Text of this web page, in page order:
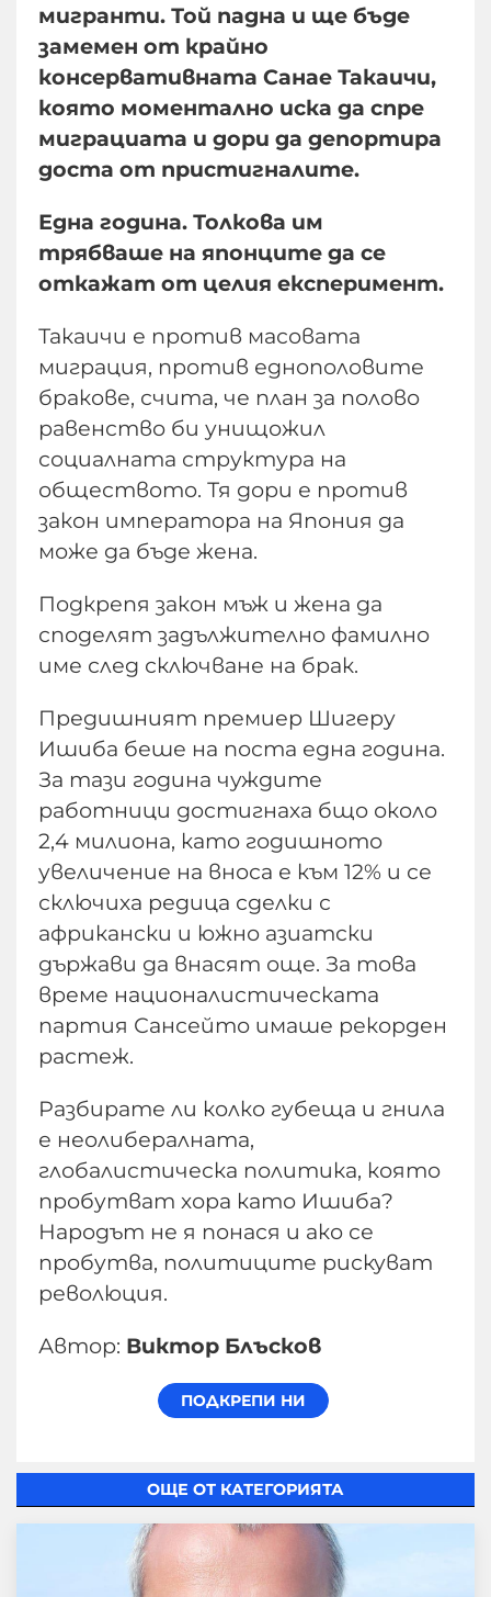
мигранти. Той падна и ще бъде
замемен от крайно
консервативната Санае Такаичи,
която моментално иска да спре
миграциата и дори да депортира
доста от пристигналите.
Една година. Толкова им
трябваше на японците да се
откажат от целия експеримент.
Такаичи е против масовата
миграция, против еднополовите
бракове, счита, че план за полово
равенство би унищожил
социалната структура на
обществото. Тя дори е против
закон императора на Япония да
може да бъде жена.
Подкрепя закон мъж и жена да
споделят задължително фамилно
име след сключване на брак.
Предишният премиер Шигеру
Ишиба беше на поста една година.
За тази година чуждите
работници достигнаха бщо около
2,4 милиона, като годишното
увеличение на вноса е към 12% и се
сключиха редица сделки с
африкански и южно азиатски
държави да внасят още. За това
време националистическата
партия Сансейто имаше рекорден
растеж.
Разбирате ли колко губеща и гнила
е неолибералната,
глобалистическа политика, която
пробутват хора като Ишиба?
Народът не я понася и ако се
пробутва, политиците рискуват
революция.
Автор: Виктор Блъсков
ОЩЕ ОТ КАТЕГОРИЯТА